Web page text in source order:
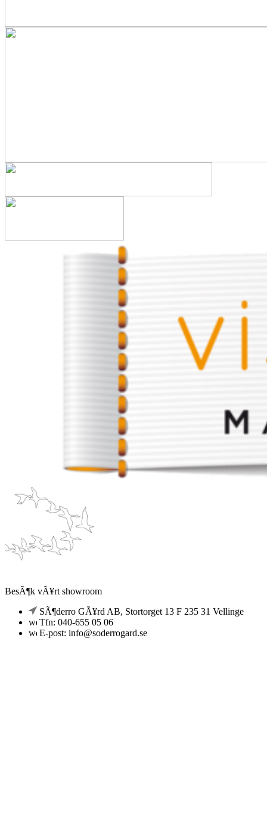
BesÃ¶k vÃ¥rt showroom
SÃ¶derro GÃ¥rd AB, Stortorget 13 F 235 31 Vellinge
Tfn: 040-655 05 06
E-post: info@soderrogard.se